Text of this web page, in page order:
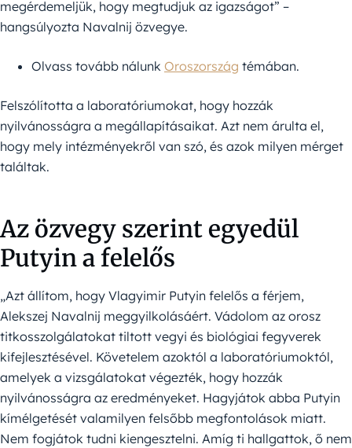
megérdemeljük, hogy megtudjuk az igazságot” –
hangsúlyozta Navalnij özvegye.
Olvass tovább nálunk Oroszország témában.
Felszólította a laboratóriumokat, hogy hozzák
nyilvánosságra a megállapításaikat. Azt nem árulta el,
hogy mely intézményekről van szó, és azok milyen mérget
találtak.
Az özvegy szerint egyedül
Putyin a felelős
„Azt állítom, hogy Vlagyimir Putyin felelős a férjem,
Alekszej Navalnij meggyilkolásáért. Vádolom az orosz
titkosszolgálatokat tiltott vegyi és biológiai fegyverek
kifejlesztésével. Követelem azoktól a laboratóriumoktól,
amelyek a vizsgálatokat végezték, hogy hozzák
nyilvánosságra az eredményeket. Hagyjátok abba Putyin
kímélgetését valamilyen felsőbb megfontolások miatt.
Nem fogjátok tudni kiengesztelni. Amíg ti hallgattok, ő nem